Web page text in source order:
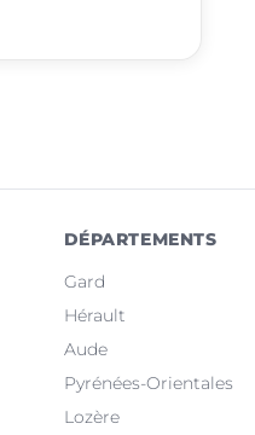
DÉPARTEMENTS
Gard
Hérault
Aude
Pyrénées-Orientales
Lozère